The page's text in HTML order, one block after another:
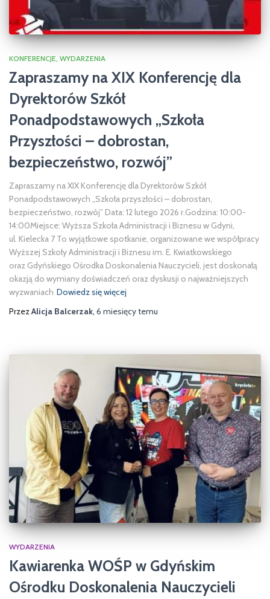
KONFERENCJE WYDARZENIA
Zapraszamy na XIX Konferencję dla
Dyrektorów Szkół
Ponadpodstawowych „Szkoła
Przyszłości – dobrostan,
bezpieczeństwo, rozwój”
Zapraszamy na XIX Konferencję dla Dyrektorów Szkół
Ponadpodstawowych „Szkoła przyszłości – dobrostan,
bezpieczeństwo, rozwój” Data: 12 lutego 2026 r.Godzina: 10:00-
14:00Miejsce: Wyższa Szkoła Administracji i Biznesu w Gdyni,
ul. Kielecka 7 To wyjątkowe spotkanie, organizowane we współpracy
Wyższej Szkoły Administracji i Biznesu im. E. Kwiatkowskiego
oraz Gdyńskiego Ośrodka Doskonalenia Nauczycieli, jest doskonałą
okazją do wymiany doświadczeń oraz dyskusji o najważniejszych
wyzwaniach Dowiedz się więcej
PrzezAlicja Balcerzak, 6 miesięcytemu
WYDARZENIA
Kawiarenka WOŚP w Gdyńskim
Ośrodku Doskonalenia Nauczycieli